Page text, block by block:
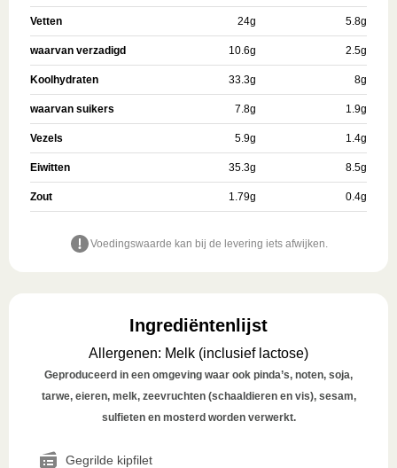
Vetten 24g 5.8g
waarvan verzadigd 10.6g 2.5g
Koolhydraten 33.3g 8g
waarvan suikers 7.8g 1.9g
Vezels 5.9g 1.4g
Eiwitten 35.3g 8.5g
Zout 1.79g 0.4g
Voedingswaarde kan bij de levering iets afwijken.
Ingrediëntenlijst
Allergenen: Melk (inclusief lactose)
Geproduceerd in een omgeving waar ook pinda’s, noten, soja,
tarwe, eieren, melk, zeevruchten (schaaldieren en vis), sesam,
sulfieten en mosterd worden verwerkt.
Gegrilde kipfilet